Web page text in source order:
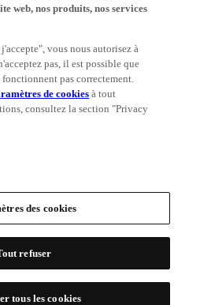
web, nos produits, nos services
vous nous autorisez à
pas, il est possible que
fonctionnent pas correctement.
de cookies à tout
consultez la section "Privacy
des cookies
refuser
tous les cookies